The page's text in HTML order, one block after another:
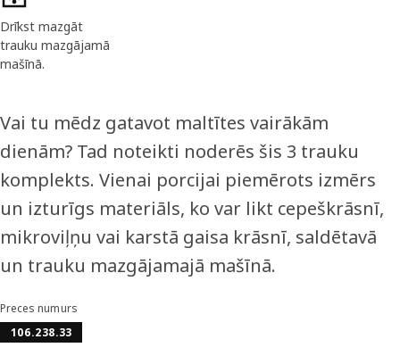
Drīkst mazgāt
trauku mazgājamā
mašīnā.
Vai tu mēdz gatavot maltītes vairākām
dienām? Tad noteikti noderēs šis 3 trauku
komplekts. Vienai porcijai piemērots izmērs
un izturīgs materiāls, ko var likt cepeškrāsnī,
mikroviļņu vai karstā gaisa krāsnī, saldētavā
un trauku mazgājamajā mašīnā.
Preces numurs
106.238.33